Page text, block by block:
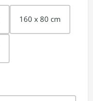
160 x 80 cm